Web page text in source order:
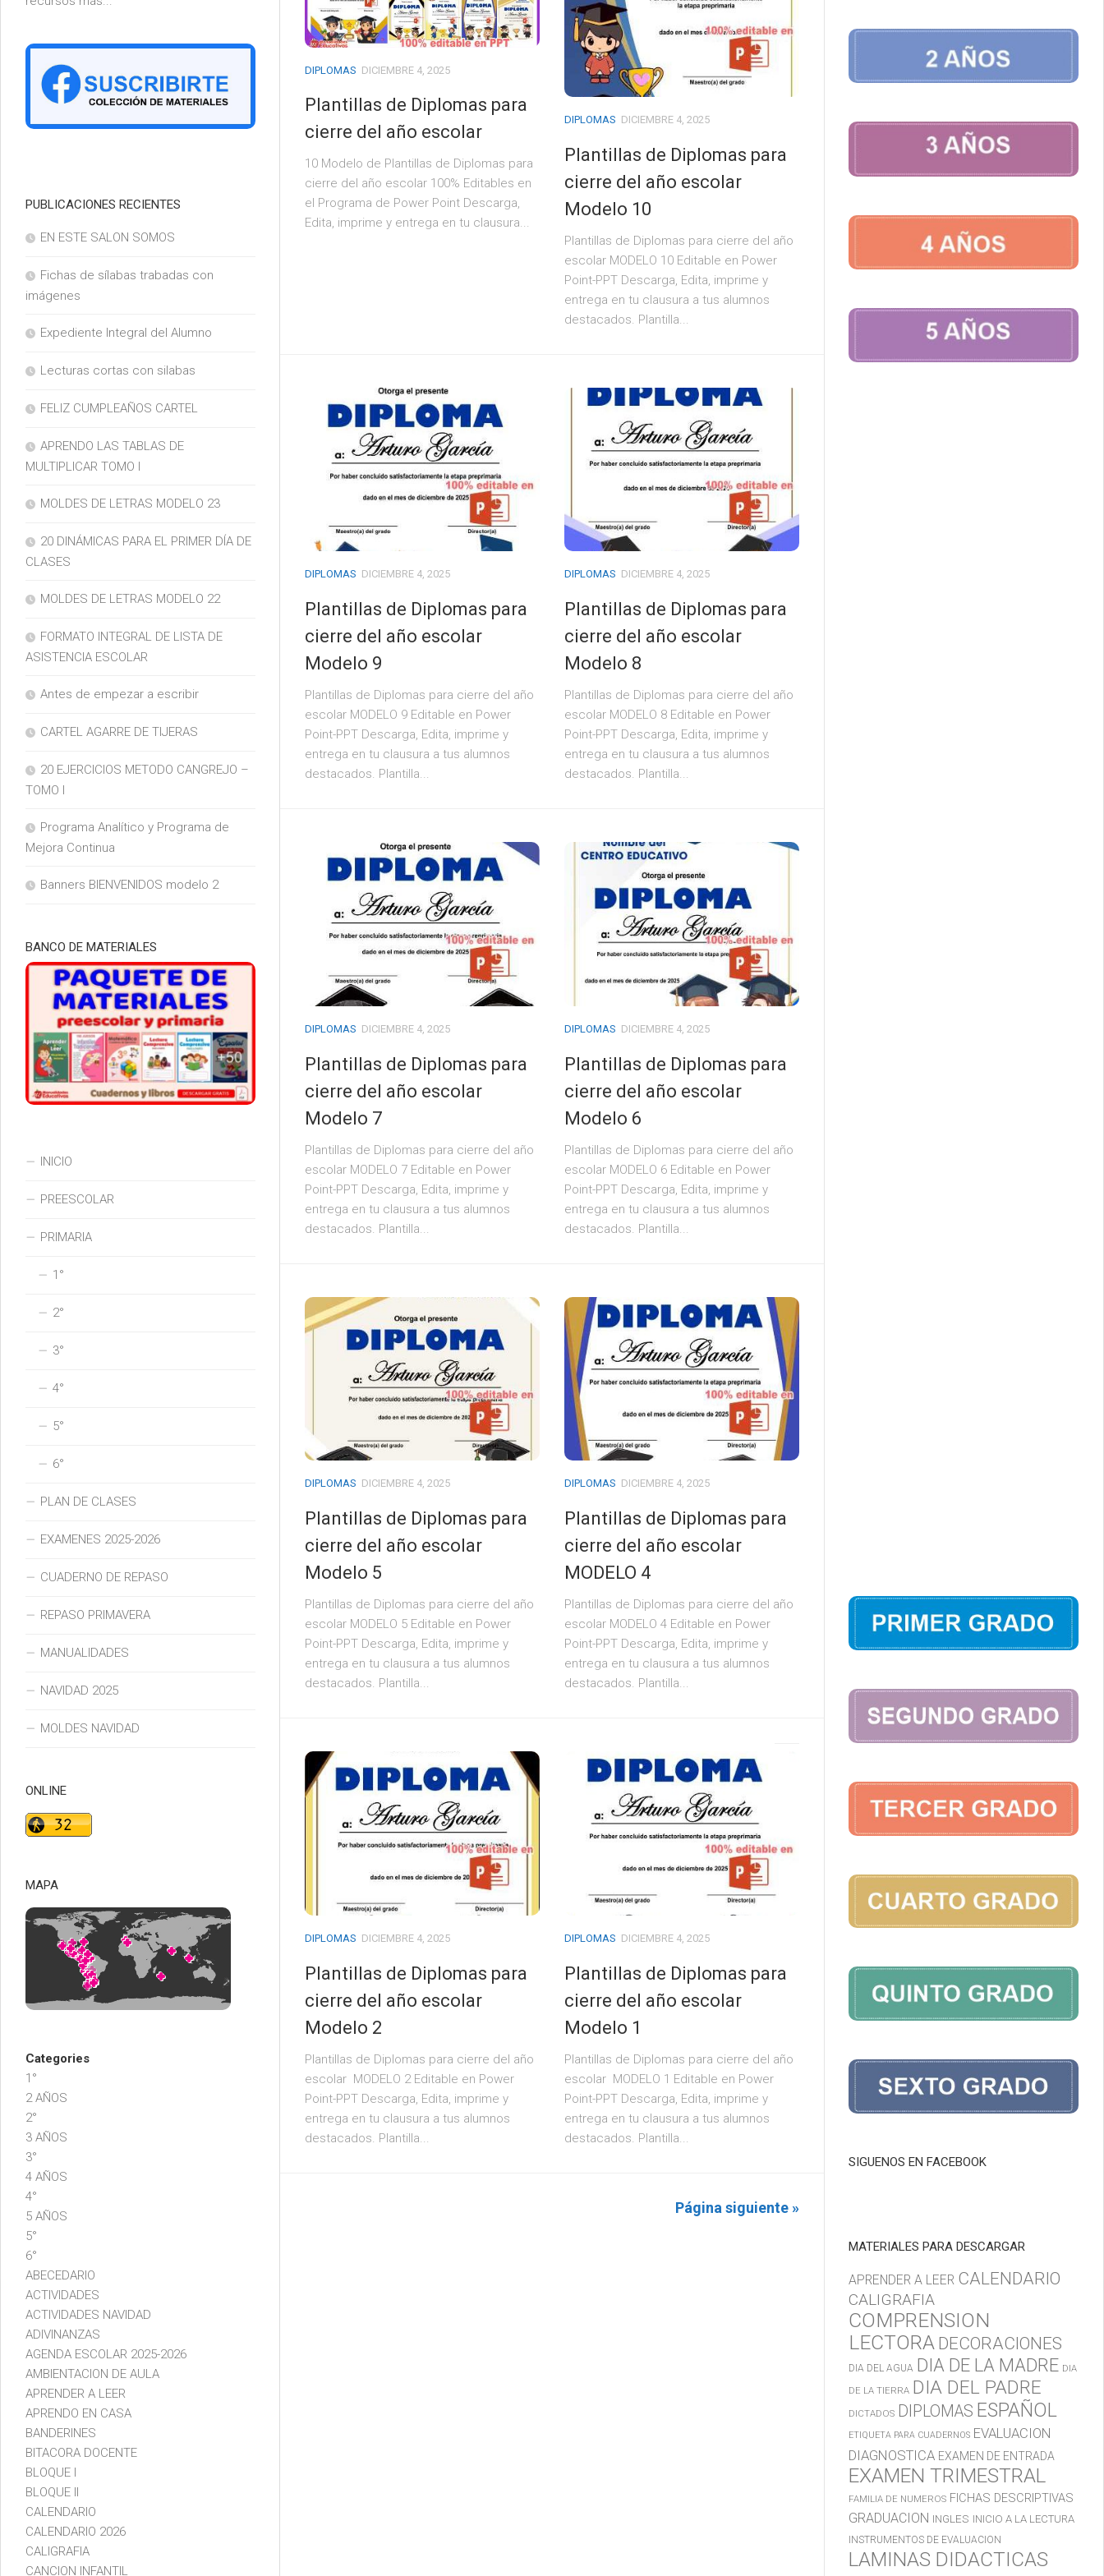
DIPLOMAS DICIEMBRE 4, 2025
Plantillas de Diplomas para
cierre del año escolar
10 Modelo de Plantillas de Diplomas para
cierre del año escolar 100% Editables en
el Programa de Power Point Descarga,
Edita, imprime y entrega en tu clausura...
DIPLOMAS DICIEMBRE 4, 2025
Plantillas de Diplomas para
cierre del año escolar
Modelo 10
Plantillas de Diplomas para cierre del año
escolar MODELO 10 Editable en Power
Point-PPT Descarga, Edita, imprime y
entrega en tu clausura a tus alumnos
destacados. Plantilla...
DIPLOMAS DICIEMBRE 4, 2025
Plantillas de Diplomas para
cierre del año escolar
Modelo 9
Plantillas de Diplomas para cierre del año
escolar MODELO 9 Editable en Power
Point-PPT Descarga, Edita, imprime y
entrega en tu clausura a tus alumnos
destacados. Plantilla...
DIPLOMAS DICIEMBRE 4, 2025
Plantillas de Diplomas para
cierre del año escolar
Modelo 8
Plantillas de Diplomas para cierre del año
escolar MODELO 8 Editable en Power
Point-PPT Descarga, Edita, imprime y
entrega en tu clausura a tus alumnos
destacados. Plantilla...
DIPLOMAS DICIEMBRE 4, 2025
Plantillas de Diplomas para
cierre del año escolar
Modelo 7
Plantillas de Diplomas para cierre del año
escolar MODELO 7 Editable en Power
Point-PPT Descarga, Edita, imprime y
entrega en tu clausura a tus alumnos
destacados. Plantilla...
DIPLOMAS DICIEMBRE 4, 2025
Plantillas de Diplomas para
cierre del año escolar
Modelo 6
Plantillas de Diplomas para cierre del año
escolar MODELO 6 Editable en Power
Point-PPT Descarga, Edita, imprime y
entrega en tu clausura a tus alumnos
destacados. Plantilla...
DIPLOMAS DICIEMBRE 4, 2025
Plantillas de Diplomas para
cierre del año escolar
Modelo 5
Plantillas de Diplomas para cierre del año
escolar MODELO 5 Editable en Power
Point-PPT Descarga, Edita, imprime y
entrega en tu clausura a tus alumnos
destacados. Plantilla...
DIPLOMAS DICIEMBRE 4, 2025
Plantillas de Diplomas para
cierre del año escolar
MODELO 4
Plantillas de Diplomas para cierre del año
escolar MODELO 4 Editable en Power
Point-PPT Descarga, Edita, imprime y
entrega en tu clausura a tus alumnos
destacados. Plantilla...
DIPLOMAS DICIEMBRE 4, 2025
Plantillas de Diplomas para
cierre del año escolar
Modelo 2
Plantillas de Diplomas para cierre del año
escolar MODELO 2 Editable en Power
Point-PPT Descarga, Edita, imprime y
entrega en tu clausura a tus alumnos
destacados. Plantilla...
DIPLOMAS DICIEMBRE 4, 2025
Plantillas de Diplomas para
cierre del año escolar
Modelo 1
Plantillas de Diplomas para cierre del año
escolar MODELO 1 Editable en Power
Point-PPT Descarga, Edita, imprime y
entrega en tu clausura a tus alumnos
destacados. Plantilla...
Página siguiente »
PUBLICACIONES RECIENTES
EN ESTE SALON SOMOS
Fichas de sílabas trabadas con
imágenes
Expediente Integral del Alumno
Lecturas cortas con silabas
FELIZ CUMPLEAÑOS CARTEL
APRENDO LAS TABLAS DE
MULTIPLICAR TOMO I
MOLDES DE LETRAS MODELO 23
20 DINÁMICAS PARA EL PRIMER DÍA DE
CLASES
MOLDES DE LETRAS MODELO 22
FORMATO INTEGRAL DE LISTA DE
ASISTENCIA ESCOLAR
Antes de empezar a escribir
CARTEL AGARRE DE TIJERAS
20 EJERCICIOS METODO CANGREJO –
TOMO I
Programa Analítico y Programa de
Mejora Continua
Banners BIENVENIDOS modelo 2
BANCO DE MATERIALES
INICIO
PREESCOLAR
PRIMARIA
1°
2°
3°
4°
5°
6°
PLAN DE CLASES
EXAMENES 2025-2026
CUADERNO DE REPASO
REPASO PRIMAVERA
MANUALIDADES
NAVIDAD 2025
MOLDES NAVIDAD
ONLINE
MAPA
Categories
1°
2 AÑOS
2°
3 AÑOS
3°
4 AÑOS
4°
5 AÑOS
5°
6°
ABECEDARIO
ACTIVIDADES
ACTIVIDADES NAVIDAD
ADIVINANZAS
AGENDA ESCOLAR 2025-2026
AMBIENTACION DE AULA
APRENDER A LEER
APRENDO EN CASA
BANDERINES
BITACORA DOCENTE
BLOQUE I
BLOQUE II
CALENDARIO
CALENDARIO 2026
CALIGRAFIA
CANCION INFANTIL
SIGUENOS EN FACEBOOK
MATERIALES PARA DESCARGAR
APRENDER A LEER CALENDARIO
CALIGRAFIA
COMPRENSION
LECTORA DECORACIONES
DIA DEL AGUA DIA DE LA MADRE DIA
DE LA TIERRA DIA DEL PADRE
DICTADOS DIPLOMAS ESPAÑOL
ETIQUETA PARA CUADERNOS EVALUACION
DIAGNOSTICA EXAMEN DE ENTRADA
EXAMEN TRIMESTRAL
FAMILIA DE NUMEROS FICHAS DESCRIPTIVAS
GRADUACION INGLES INICIO A LA LECTURA
INSTRUMENTOS DE EVALUACION
LAMINAS DIDACTICAS